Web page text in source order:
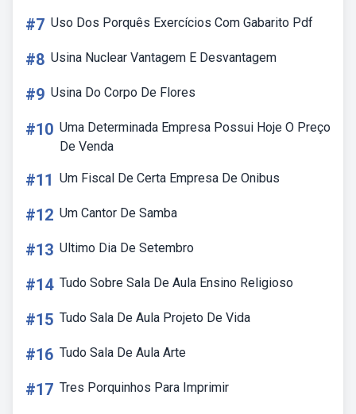
#7 Uso Dos Porquês Exercícios Com Gabarito Pdf
#8 Usina Nuclear Vantagem E Desvantagem
#9 Usina Do Corpo De Flores
#10 Uma Determinada Empresa Possui Hoje O Preço
De Venda
#11 Um Fiscal De Certa Empresa De Onibus
#12 Um Cantor De Samba
#13 Ultimo Dia De Setembro
#14 Tudo Sobre Sala De Aula Ensino Religioso
#15 Tudo Sala De Aula Projeto De Vida
#16 Tudo Sala De Aula Arte
#17 Tres Porquinhos Para Imprimir